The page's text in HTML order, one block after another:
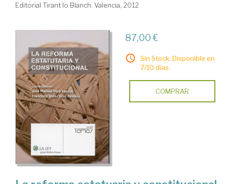
Editorial Tirant lo Blanch. Valencia, 2012
87,00 €
Sin Stock. Disponible en
7/10 días.
COMPRAR